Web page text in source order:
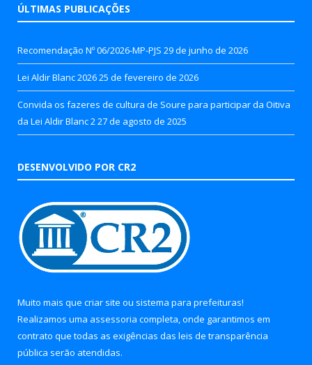
ÚLTIMAS PUBLICAÇÕES
Recomendação Nº 06/2026-MP-PJS 29 de junho de 2026
Lei Aldir Blanc 202625 de fevereiro de 2026
Convida os fazeres de cultura de Soure para participar da Oitiva
da Lei Aldir Blanc 2 27 de agosto de 2025
DESENVOLVIDO POR CR2
Muito mais que criar site ou sistema para prefeituras!
Realizamos uma assessoria completa, onde garantimos em
contrato que todas as exigências das leis de transparência
pública serão atendidas.